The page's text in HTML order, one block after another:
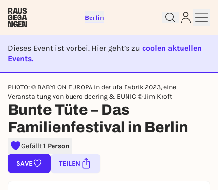
Berlin
Dieses Event ist vorbei. Hier geht’s zu coolen aktuellen
Events.
EVENT IST BEENDET
PHOTO: © BABYLON EUROPA in der ufa Fabrik 2023, eine
Veranstaltung von buero doering & EUNIC © Jim Kroft
Bunte Tüte – Das
Familienfestival in Berlin
Gefällt1 Person
SAVE TEILEN
Sign up for free and get started
right away
To like events, follow pages, or participate in
lotteries, you need a free Rausgegangen account.
REGISTER FOR FREE NOW